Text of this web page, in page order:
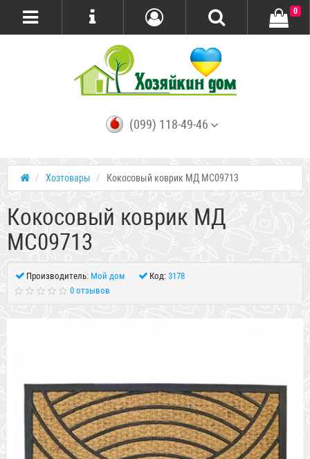
(099) 118-49-46
0
Хозтовары Кокосовый коврик МД MC09713
Кокосовый коврик МД
MC09713
Производитель: Мой дом Код: 3178
0 отзывов